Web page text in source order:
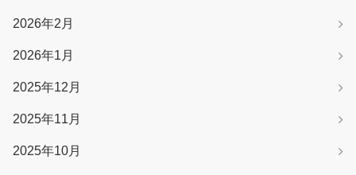
2026年2月
2026年1月
2025年12月
2025年11月
2025年10月